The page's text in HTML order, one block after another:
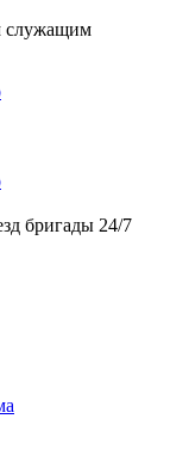
служащим
бригады 24/7